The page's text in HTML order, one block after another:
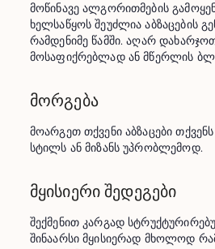
მოწინავე ალგორითმების
ხელსაწყოს შეუძლია აბზაცების
რამდენიმე წამში. აღარ
მოსაფიქრებლად ან მწერლის
მორგება
მოარგეთ თქვენი აბზაცები
სტილს ან მიზანს უპრობლემოდ.
მყისიერი შედეგები
შექმენით კარგად
შინაარსი მყისიერად მხოლოდ